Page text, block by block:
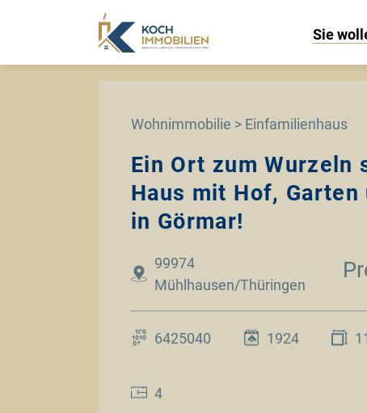
Sie
Wohnimmobilie > Einfamilienhaus
Ein Ort zum Wurzeln
Haus mit Hof, Garten
in Görmar!
99974
Mühlhausen/Thüringen
6425040 1924
4